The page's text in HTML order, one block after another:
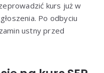
kurs już w
Po odbyciu
ustny przed